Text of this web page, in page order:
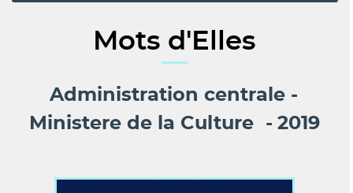
Mots d'Elles
Administration centrale
Ministere de la Culture
2019